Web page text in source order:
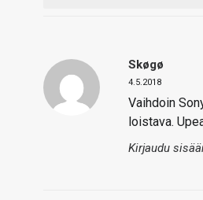
Skøgø
4.5.2018
Vaihdoin
loistava.
Kirjaudu